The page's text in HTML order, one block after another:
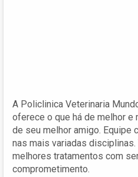
A Policlinica Veterinaria
oferece o que há de melhor e
de seu melhor amigo. Equipe
nas mais variadas
melhores tratamentos com
comprometimento.